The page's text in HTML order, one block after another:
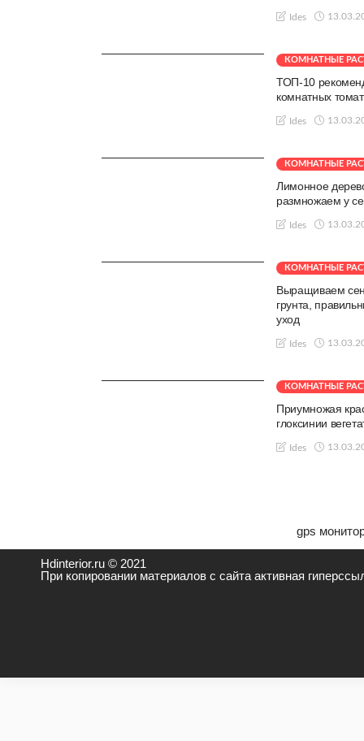
Ides
КОМНАТНЫЕ
ТОП-10
комнатных
Ides
КОМНАТНЫЕ
Лимонное
размножаем у
Ides
КОМНАТНЫЕ
Выращиваем
грунта,
уход
Ides
КОМНАТНЫЕ
Приумножая
глоксинии
Ides
gps
Hdinterior.ru © 2021
При копировании материалов с сайта активная